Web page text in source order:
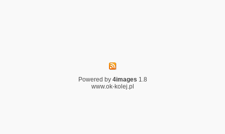
Powered by 4images 1.8
www.ok-kolej.pl